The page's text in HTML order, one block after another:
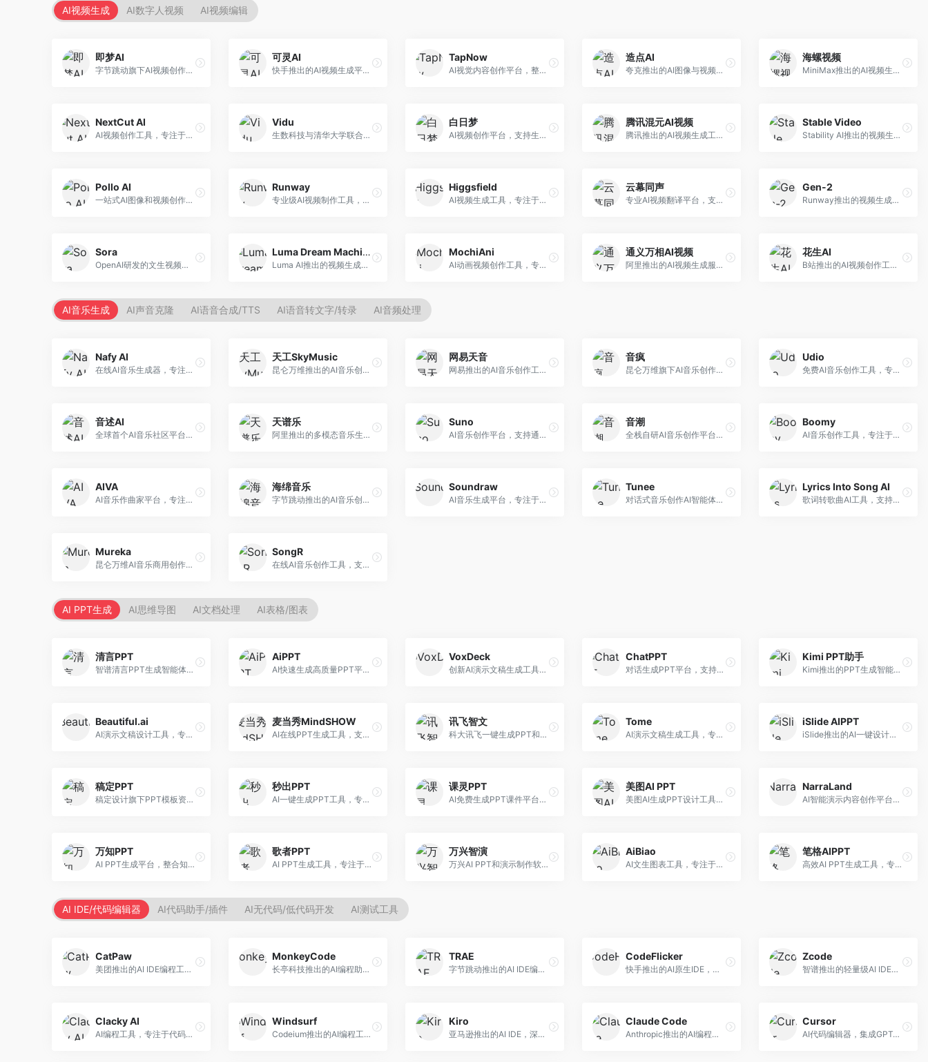
AI视频生成 AI数字人视频 AI视频编辑
即梦AI
字节跳动旗下AI视频创作平台，支持多模态内容生成。面向内容创作者和营销人员，提供文生视频、图生视频、智能剪辑等功能，中文理解能力强，创作效率高。
可灵AI
快手推出的AI视频生成平台，支持文生视频和图生视频，可生成长达2分钟的高质量视频内容。面向短视频创作者和营销人员，操作简便，生成效果逼真，适合商业推广和创意表达。
TapNow
AI视觉内容创作平台，整合图像与视频生成能力。面向内容创作者，提供文生图、文生视频、智能编辑等服务，创作工具丰富，一站式体验便捷。
造点AI
夸克推出的AI图像与视频创作平台。面向普通用户和内容创作者，提供文生图、文生视频等功能，操作简便，与夸克生态深度整合。
海螺视频
MiniMax推出的AI视频生成工具，支持高质量视频创作。面向内容创作者，提供文生视频、视频编辑等功能，生成速度快，视频效果自然流畅。
NextCut AI
AI视频创作工具，专注于智能剪辑和视频生成。面向视频创作者，提供智能剪辑、视频生成、特效添加等功能，剪辑效率高，适合快节奏内容生产。
Vidu
生数科技与清华大学联合研发的AI视频生成大模型。面向视频创作者和内容生产者，支持文生视频、图生视频，视频质量高，物理运动理解准确，国产视频生成领先工具。
白日梦
AI视频创作平台，支持生成长达50分钟的长视频内容。面向长视频创作者和内容生产者，支持故事视频生成、视频编辑等功能，适合叙事性内容创作。
腾讯混元AI视频
腾讯推出的AI视频生成工具，基于混元大模型。面向腾讯生态用户和内容创作者，支持文生视频、视频编辑等功能，与腾讯产品生态深度整合。
Stable Video
Stability AI推出的视频生成模型，开源可部署。面向开发者和专业创作者，支持视频生成、视频编辑等功能，开源生态完善，定制化程度高。
Pollo AI
一站式AI图像和视频创作平台，整合多种生成工具。面向内容创作者，提供文生图、文生视频、视频编辑等服务，创作工具全面，一站式体验便捷。
Runway
专业级AI视频制作工具，支持视频生成与编辑。面向影视制作人和创意工作者，提供文生视频、视频编辑、绿幕抠像等专业功能，视频处理能力强，适合专业创作场景。
Higgsfield
AI视频生成工具，专注于高质量视频内容创作。面向视频创作者和营销人员，支持文生视频、视频编辑等功能，视频效果逼真，适合商业应用。
云幕同声
专业AI视频翻译平台，支持视频多语言配音和字幕生成。面向跨境电商和内容出海从业者，提供视频翻译、配音、字幕生成等服务，多语言支持完善。
Gen-2
Runway推出的视频生成模型，专注于文生视频和视频风格转换。面向影视制作人和创意工作者，支持文本到视频、图像到视频等多种生成模式，视频质量专业级。
Sora
OpenAI研发的文生视频大模型，可根据文字描述生成长达60秒的高清视频。面向影视创作者、广告从业者和内容生产者，视频连贯性强，物理世界理解准确，代表了AI视频生成的最高水平。
Luma Dream Machine
Luma AI推出的视频生成工具，专注于高质量视频创作。面向影视创作者和内容生产者，支持文生视频、图生视频，视频质量高，物理运动流畅自然。
MochiAni
AI动画视频创作工具，专注于动画内容生成。面向动画创作者和二次元内容生产者，支持动画风格视频生成，动画效果流畅，适合动漫内容创作。
通义万相AI视频
阿里推出的AI视频生成服务，整合图像与视频创作能力。面向电商和营销从业者，支持商品视频生成、营销视频制作等服务，商业应用场景丰富。
花生AI
B站推出的AI视频创作工具，专注于短视频内容生成。面向B站创作者，支持视频生成、视频编辑等功能，与B站平台深度整合，创作效率高。
AI音乐生成 AI声音克隆 AI语音合成/TTS AI语音转文字/转录 AI音频处理
Nafy AI
在线AI音乐生成器，专注于快速音乐创作。面向内容创作者，支持多种风格音乐生成，操作简便，生成速度快，适合快速配乐需求。
天工SkyMusic
昆仑万维推出的AI音乐创作平台，基于天工大模型。面向音乐创作者，支持歌词生成、旋律创作、音乐编曲等服务，中文音乐创作能力强。
网易天音
网易推出的AI音乐创作工具，支持作词、作曲与编曲。面向音乐爱好者和独立音乐人，提供歌词生成、旋律创作、编曲制作等服务，与网易云音乐生态深度整合。
音疯
昆仑万维旗下AI音乐创作平台，专注于音乐内容生成。面向音乐爱好者和内容创作者，提供多种风格音乐生成，操作简便，创作速度快。
Udio
免费AI音乐创作工具，专注于高质量音乐生成。面向音乐创作者和内容制作者，支持多种音乐风格生成，音质专业，创作自由度高，适合专业音乐制作场景。
音述AI
全球首个AI音乐社区平台，整合创作与分享功能。面向音乐创作者和爱好者，提供音乐创作、作品分享、社区交流等服务，社区氛围活跃。
天谱乐
阿里推出的多模态音乐生成平台，整合音频与文本理解能力。面向内容创作者，支持歌词生成、旋律创作、音乐编辑等服务，与阿里生态深度整合。
Suno
AI音乐创作平台，支持通过文字描述生成完整歌曲，包含歌词、旋律和人声。面向音乐爱好者、内容创作者和独立音乐人，操作门槛低，创作速度快，支持多种音乐风格，为音乐创作带来全新可能。
音潮
全栈自研AI音乐创作平台，支持从创作到发布的完整流程。面向独立音乐人和音乐工作室，提供作词作曲、编曲混音、音乐发布等服务，创作工具专业。
Boomy
AI音乐创作工具，专注于快速音乐生成与发布。面向音乐爱好者和业余创作者，支持一键生成原创音乐，可直接发布到音乐平台，创作门槛低。
AIVA
AI音乐作曲家平台，专注于古典和影视配乐创作。面向影视制作人和游戏开发者，提供原创音乐生成、配乐定制等服务，音乐风格专业，适合影视游戏配乐。
海绵音乐
字节跳动推出的AI音乐创作平台，支持多风格音乐生成。面向内容创作者和音乐爱好者，提供歌词创作、旋律生成、编曲制作等服务，创作效率高，适合短视频配乐。
Soundraw
AI音乐生成平台，专注于免版税音乐创作。面向视频创作者和内容制作者，提供背景音乐生成、音乐定制等服务，音乐版权清晰，适合视频配乐场景。
Tunee
对话式音乐创作AI智能体，支持自然语言交互创作。面向音乐爱好者，通过对话方式完成音乐创作，交互体验友好，创作过程直观。
Lyrics Into Song AI
歌词转歌曲AI工具，支持将歌词转化为完整歌曲。面向歌词创作者和音乐爱好者，提供歌词谱曲、编曲制作等服务，歌词音乐化效率高。
Mureka
昆仑万维AI音乐商用创作平台，专注于商业音乐授权。面向企业和商业用户，提供版权音乐生成、商用授权等服务，音乐版权清晰，商业应用安全。
SongR
在线AI音乐创作工具，支持歌词与旋律一体化生成。面向内容创作者和音乐爱好者，提供歌词创作、旋律生成、音乐制作等服务，操作简便，创作速度快。
AI PPT生成 AI思维导图 AI文档处理 AI表格/图表
清言PPT
智谱清言PPT生成智能体，基于GLM大模型。面向智谱用户，支持对话生成PPT、内容优化等服务，与智谱生态深度整合。
AiPPT
AI快速生成高质量PPT平台，支持主题定制。面向职场人士和学生，提供一键生成、模板选择、内容优化等服务，PPT制作速度快，设计质量高。
VoxDeck
创新AI演示文稿生成工具，支持语音交互创作。面向职场人士，支持语音输入、PPT生成、内容优化等功能，语音创作体验便捷。
ChatPPT
对话生成PPT平台，支持自然语言交互创作。面向职场人士和教育工作者，通过对话方式完成PPT制作，交互体验友好，创作过程直观。
Kimi PPT助手
Kimi推出的PPT生成智能体，整合长文本处理能力。面向职场人士和学生，支持文档解析、PPT生成、内容优化等服务，与Kimi生态深度整合。
Beautiful.ai
AI演示文稿设计工具，专注于自动化设计排版。面向职场人士，提供智能排版、模板选择、设计优化等服务，设计美观度高。
麦当秀MindSHOW
AI在线PPT生成工具，支持思维导图转PPT。面向职场人士，提供思维导图导入、PPT生成、模板选择等服务，思维导图转PPT效率高。
讯飞智文
科大讯飞一键生成PPT和Word工具，整合语音技术。面向职场人士，支持语音输入、文档生成、格式调整等功能，办公效率显著提升。
Tome
AI演示文稿生成工具，专注于故事化演示创作。面向创业者和营销人员，提供故事叙述、视觉设计、内容生成等服务，演示文稿叙事性强。
iSlide AIPPT
iSlide推出的AI一键设计精美PPT工具。面向PPT设计用户，提供模板库、内容生成、设计优化等服务，与iSlide插件深度整合。
稿定PPT
稿定设计旗下PPT模板资源库，整合AI生成功能。面向设计师和职场人士，提供海量PPT模板、AI内容生成等服务，模板质量高。
秒出PPT
AI一键生成PPT工具，专注于快速演示文稿制作。面向职场人士，支持主题输入、内容生成、模板套用等功能，PPT生成速度快，适合紧急制作场景。
课灵PPT
AI免费生成PPT课件平台，专注于教育场景。面向教师和教育工作者，提供课件生成、教学设计、模板选择等服务，教育适配性强。
美图AI PPT
美图AI生成PPT设计工具，整合图像处理能力。面向设计师和职场人士，提供PPT生成、图片美化、设计优化等服务，视觉设计美观。
NarraLand
AI智能演示内容创作平台，专注于叙事演示。面向内容创作者，提供故事创作、演示生成、动画设计等服务，演示内容生动有趣。
万知PPT
AI PPT生成平台，整合知识库与创作功能。面向职场人士，支持内容检索、PPT生成、设计优化等服务，知识整合能力强。
歌者PPT
AI PPT生成工具，专注于演示文稿智能创作。面向职场人士，支持主题输入、内容生成、设计美化等功能，PPT制作效率高。
万兴智演
万兴AI PPT和演示制作软件，整合视频演示功能。面向职场人士和教育工作者，提供PPT生成、演示录制、视频制作等服务，演示功能完善。
AiBiao
AI文生图表工具，专注于数据可视化展示。面向数据分析师和职场人士，提供图表生成、数据可视化、PPT嵌入等服务，数据展示专业。
笔格AIPPT
高效AI PPT生成工具，专注于演示文稿智能创作。面向职场人士，支持主题输入、内容生成、设计美化等功能，PPT制作效率高。
AI IDE/代码编辑器 AI代码助手/插件 AI无代码/低代码开发 AI测试工具
CatPaw
美团推出的AI IDE编程工具，专注于本地开发生态。面向开发者，提供智能代码补全、代码生成、项目管理等服务，本地开发体验好。
MonkeyCode
长亭科技推出的AI编程助手，专注于安全开发。面向开发者，提供代码生成、安全检测、漏洞修复等服务，安全开发能力强。
TRAE
字节跳动推出的AI IDE编程工具，深度集成大模型能力。面向开发者，提供智能代码补全、代码解释、重构优化等服务，编程效率显著提升。
CodeFlicker
快手推出的AI原生IDE，专注于短视频相关开发。面向快手生态开发者，提供代码生成、调试辅助等服务，与快手开发生态深度整合。
Zcode
智谱推出的轻量级AI IDE，基于GLM模型。面向开发者，提供智能代码补全、代码生成、错误检测等服务，中文编程支持好。
Clacky AI
AI编程工具，专注于代码智能生成与优化。面向开发者，提供代码生成、代码重构、错误修复等服务，编程效率高。
Windsurf
Codeium推出的AI编程工具，专注于代码智能辅助。面向开发者，提供代码补全、代码生成、代码解释等服务，多语言支持完善。
Kiro
亚马逊推出的AI IDE，深度整合AWS云服务。面向AWS开发者，提供代码生成、云服务集成、部署自动化等服务，与AWS生态无缝衔接。
Claude Code
Anthropic推出的AI编程工具，基于Claude模型。面向开发者，提供代码生成、代码审查、调试辅助等服务，代码质量高，推理能力强。
Cursor
AI代码编辑器，集成GPT-4模型，专注于智能编程辅助。面向开发者，提供代码生成、代码解释、错误修复等服务，编程体验流畅，开发效率高。